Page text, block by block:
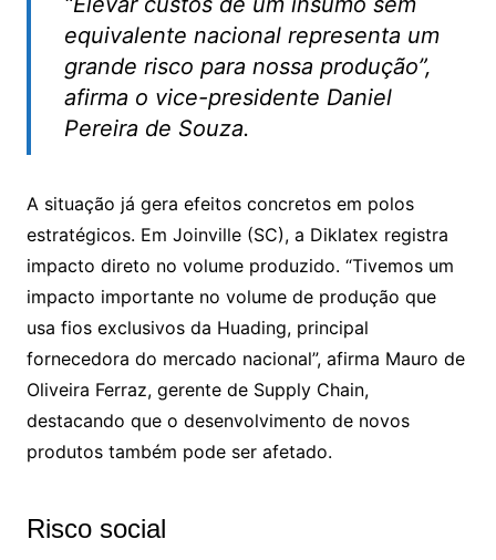
equivalente nacional representa um
grande risco para nossa produção”,
afirma o vice-presidente Daniel
Pereira de Souza.
A situação já gera efeitos concretos em polos
estratégicos. Em Joinville (SC), a Diklatex registra
impacto direto no volume produzido. “Tivemos um
impacto importante no volume de produção que
usa fios exclusivos da Huading, principal
fornecedora do mercado nacional”, afirma Mauro de
Oliveira Ferraz, gerente de Supply Chain,
destacando que o desenvolvimento de novos
produtos também pode ser afetado.
Risco social